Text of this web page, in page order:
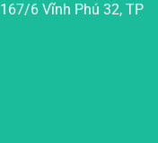
167/6 Vĩnh Phú 32, TP